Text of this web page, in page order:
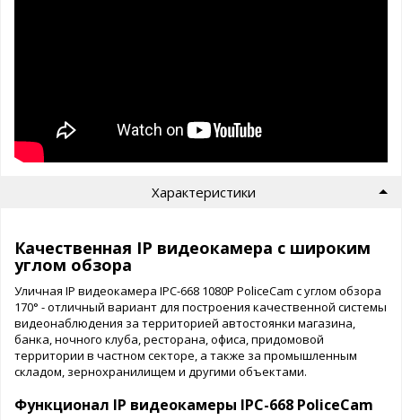
Характеристики
Качественная IP видеокамера с широким
углом обзора
Уличная IP видеокамера IPC-668 1080P PoliceCam с углом обзора
170° - отличный вариант для построения качественной системы
видеонаблюдения за территорией автостоянки магазина,
банка, ночного клуба, ресторана, офиса, придомовой
территории в частном секторе, а также за промышленным
складом, зернохранилищем и другими объектами.
Функционал IP видеокамеры IPC-668 PoliceCam